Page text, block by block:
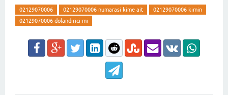
02129070006 02129070006 numarasi kime ait
02129070006 kimin
02129070006 dolandirici mi